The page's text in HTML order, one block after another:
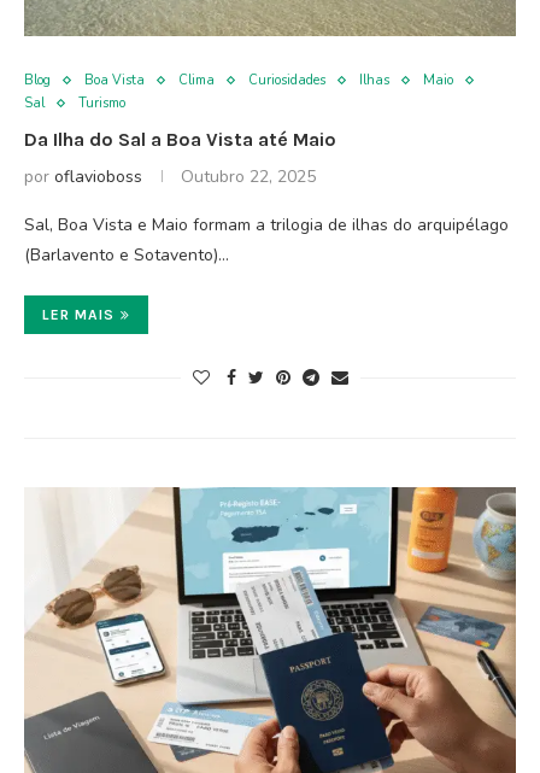
Blog Boa Vista Clima Curiosidades Ilhas
Maio
Sal
Turismo
Da Ilha do Sal a Boa Vista até Maio
por oflavioboss Outubro 22, 2025
Sal, Boa Vista e Maio formam a trilogia de ilhas do arquipélago
(Barlavento e Sotavento)…
LER MAIS